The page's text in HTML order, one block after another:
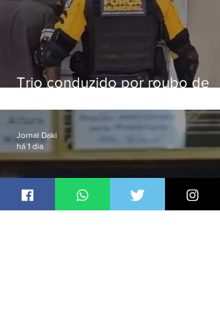
Trio conduzido por roubo de
passagens
Jornal Daki
há 1 dia